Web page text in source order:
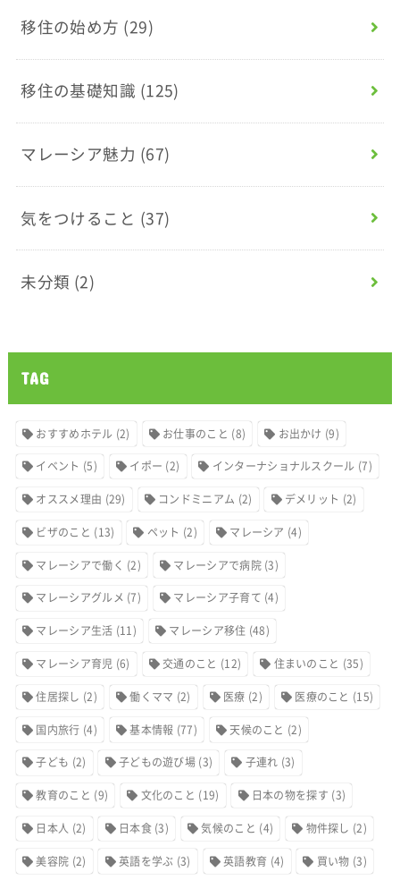
移住の始め方 (29)
移住の基礎知識 (125)
マレーシア魅力 (67)
気をつけること (37)
未分類 (2)
TAG
おすすめホテル (2) お仕事のこと (8) お出かけ (9)
イベント (5) イポー (2) インターナショナルスクール (7)
オススメ理由 (29) コンドミニアム (2) デメリット (2)
ビザのこと (13) ペット (2) マレーシア (4)
マレーシアで働く (2) マレーシアで病院(3)
マレーシアグルメ (7) マレーシア子育て (4)
マレーシア生活 (11) マレーシア移住 (48)
マレーシア育児 (6) 交通のこと (12) 住まいのこと (35)
住居探し (2) 働くママ (2) 医療 (2) 医療のこと (15)
国内旅行 (4) 基本情報 (77) 天候のこと (2)
子ども (2) 子どもの遊び場 (3) 子連れ (3)
教育のこと (9) 文化のこと (19) 日本の物を探す (3)
日本人 (2) 日本食(3) 気候のこと (4) 物件探し (2)
美容院 (2) 英語を学ぶ (3) 英語教育 (4) 買い物 (3)